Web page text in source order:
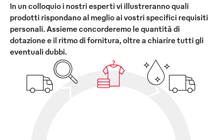
In un colloquio i nostri esperti vi illustreranno quali
prodotti rispondano al meglio ai vostri specifici requisiti
personali. Assieme concorderemo le quantità di
dotazione e il ritmo di fornitura, oltre a chiarire tutti gli
eventuali dubbi.